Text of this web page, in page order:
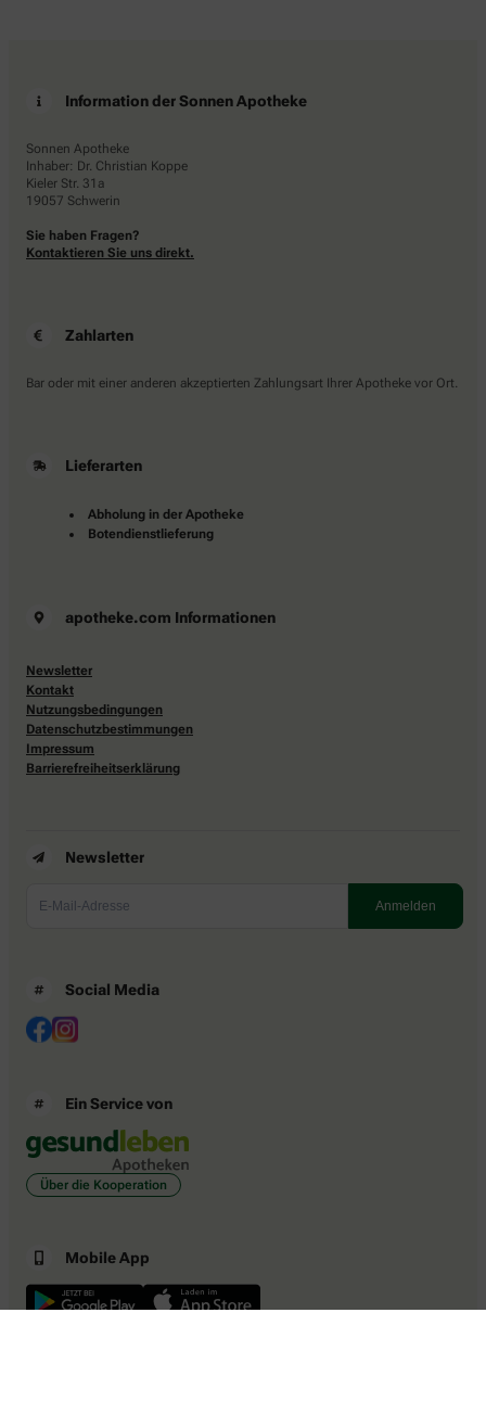
Information der Sonnen Apotheke
Sonnen Apotheke
Inhaber: Dr. Christian Koppe
Kieler Str. 31a
19057 Schwerin
Sie haben Fragen?
Kontaktieren Sie uns direkt.
Zahlarten
Bar oder mit einer anderen akzeptierten Zahlungsart Ihrer Apotheke vor Ort.
Lieferarten
Abholung in der Apotheke
Botendienstlieferung
apotheke.com Informationen
Newsletter
Kontakt
Nutzungsbedingungen
Datenschutzbestimmungen
Impressum
Barrierefreiheitserklärung
Newsletter
Social Media
Ein Service von
Über die Kooperation
Mobile App